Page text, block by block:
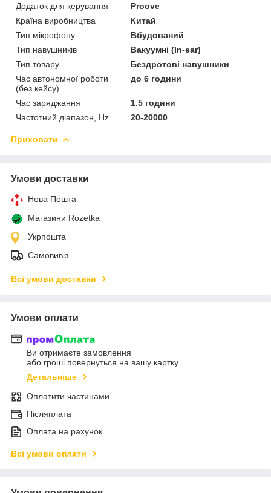
Додаток для керування
Proove
Країна виробництва
Китай
Тип мікрофону
Вбудований
Тип навушників
Вакуумні (In-ear)
Тип товару
Бездротові навушники
Час автономної роботи
(без кейсу)
до 6 години
Час заряджання
1.5 години
Частотний діапазон, Hz
20-20000
Приховати
Умови доставки
Нова Пошта
Магазини Rozetka
Укрпошта
Самовивіз
Всі умови доставки
Умови оплати
Ви отримаєте замовлення
або гроші повернуться на вашу картку
Детальніше
Оплатити частинами
Післяплата
Оплата на рахунок
Всі умови оплати